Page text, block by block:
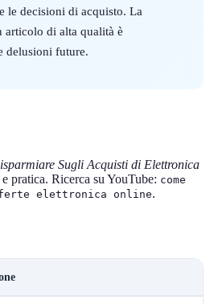
le decisioni di acquisto. La
articolo di alta qualità è
delusioni future.
Sugli Acquisti di Elettronica
pratica. Ricerca su YouTube: come
elettronica online.